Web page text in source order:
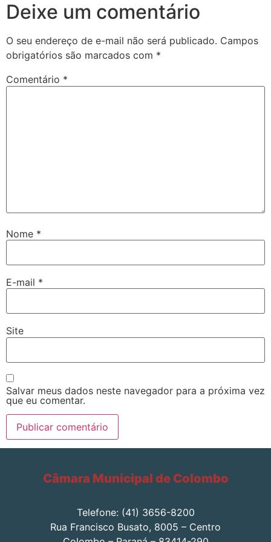
Deixe um comentário
O seu endereço de e-mail não será publicado. Campos
obrigatórios são marcados com *
Comentário *
Nome *
E-mail *
Site
Salvar meus dados neste navegador para a próxima vez
que eu comentar.
Câmara Municipal de Colombo
Telefone: (41) 3656-8200
Rua Francisco Busato, 8005 – Centro